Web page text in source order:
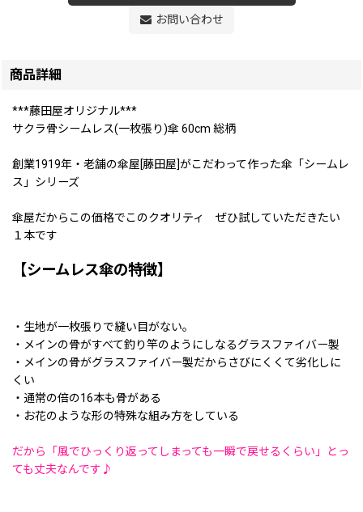
お問い合わせ
商品詳細
***藤田屋オリジナル***
サクラ骨シームレス(一枚張り)傘 60cm 総柄
創業1919年・老舗の傘屋[藤田屋]がこだわって作った傘「シームレ
ス」シリーズ
傘屋だからこの価格でこのクオリティ ぜひ試していただきたい
１本です
【シームレス傘の特徴】
・生地が一枚張りで縫い目がない。
・メインの骨がすべて釣り竿のようにしなるグラスファイバー製
・メインの骨がグラスファイバー製だからさびにくくて劣化しに
くい
・通常の倍の16本も骨がある
・お花のような形の特殊な組み方をしている
だから「風でひっくり返ってしまっても一瞬で戻せるくらい」とっ
ても丈夫なんです♪